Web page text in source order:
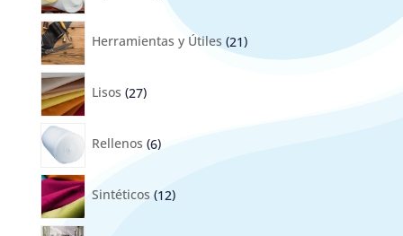
Herramientas y Útiles 21
Lisos 27
Rellenos 6
Sintéticos 12